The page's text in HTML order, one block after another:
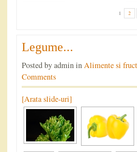
1 2
Legume...
Posted by admin inAlimente si
Comments
[Arata slide-uri]